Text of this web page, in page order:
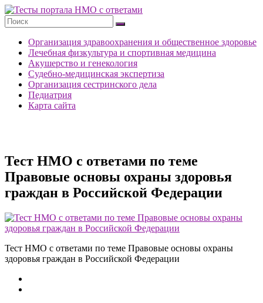
Перейти
к
содержимому
Тесты
НМО
ответами
Организация здравоохранения и общественное здоровье
Лечебная физкультура и спортивная медицина
Акушерство и генекология
Судебно-медицинская экспертиза
Организация сестринского дела
Педиатрия
Карта сайта
Тест НМО с ответами по теме
Правовые основы охраны здоровья
граждан в Российской Федерации
Тест НМО с ответами по теме Правовые основы охраны
здоровья граждан в Российской Федерации